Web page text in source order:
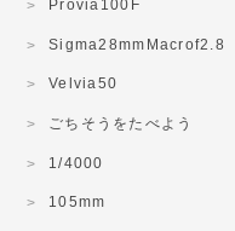
Provia100F
Sigma28mmMacrof2.8
Velvia50
ごちそうをたべよう
1/4000
105mm